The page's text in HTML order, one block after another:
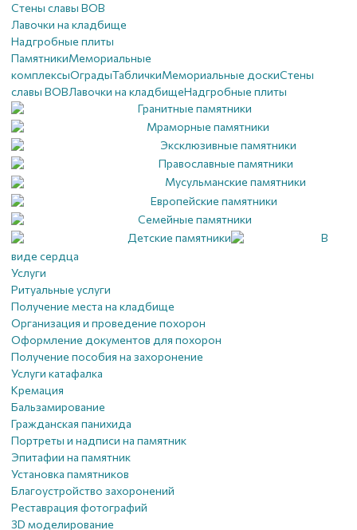
Стены славы ВОВ
Лавочки на кладбище
Надгробные плиты
ПамятникиМемориальные
комплексыОградыТабличкиМемориальные доскиСтены
славы ВОВЛавочки на кладбищеНадгробные плиты
Гранитные памятники
Мраморные памятники
Эксклюзивные памятники
Православные памятники
Мусульманские памятники
Европейские памятники
Семейные памятники
Детские памятники
В
виде сердца
Услуги
Ритуальные услуги
Получение места на кладбище
Организация и проведение похорон
Оформление документов для похорон
Получение пособия на захоронение
Услуги катафалка
Кремация
Бальзамирование
Гражданская панихида
Портреты и надписи на памятник
Эпитафии на памятник
Установка памятников
Благоустройство захоронений
Реставрация фотографий
3D моделирование